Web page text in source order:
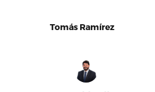
Tomás Ramírez